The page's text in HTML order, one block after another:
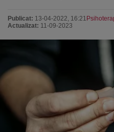
Publicat: 13-04-2022, 16:21
Actualizat: 11-09-2023